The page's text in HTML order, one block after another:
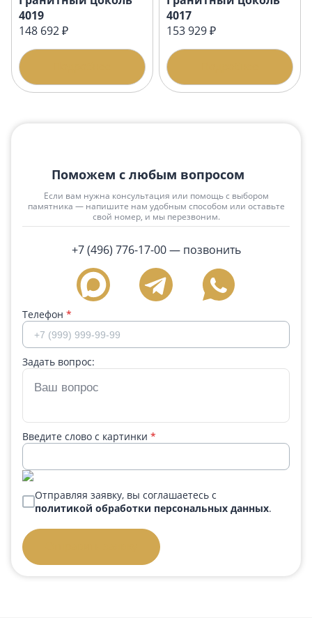
4019
148 692 ₽
4017
153 929 ₽
Поможем с любым вопросом
Если вам нужна консультация или помощь с выбором
памятника — напишите нам удобным способом или оставьте
свой номер, и мы перезвоним.
+7 (496) 776-17-00— позвонить
Телефон *
Задать вопрос:
Введите слово с картинки *
Отправляя заявку, вы соглашаетесь с
политикой обработки персональных данных.